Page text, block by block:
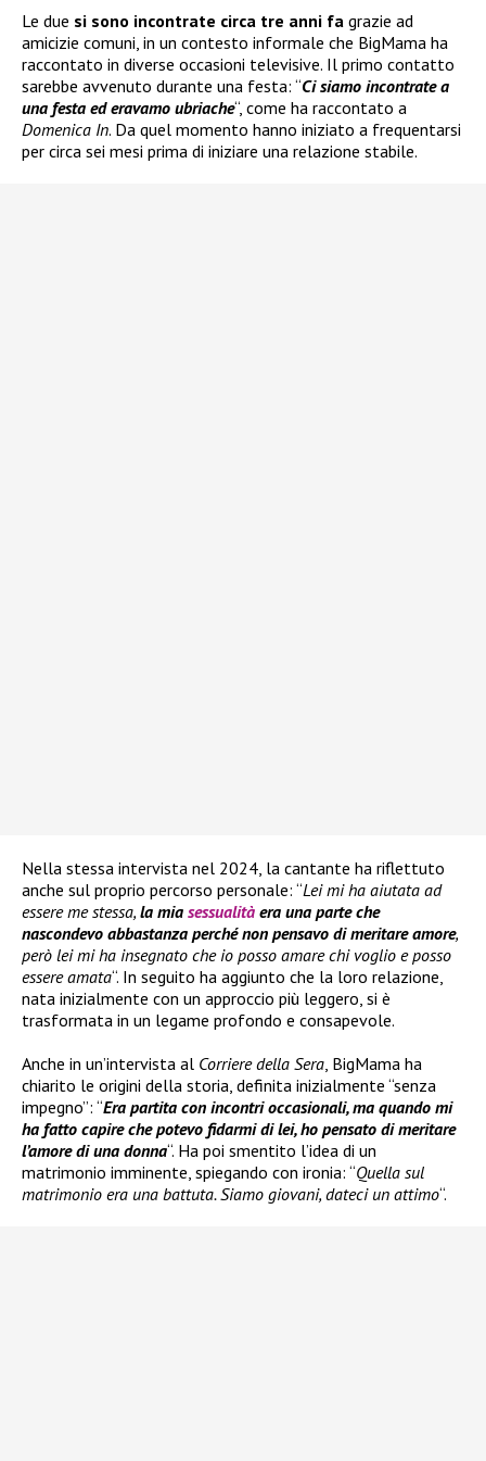
Le due si sono incontrate circa tre anni fa grazie ad
amicizie comuni, in un contesto informale che BigMama ha
raccontato in diverse occasioni televisive. Il primo contatto
sarebbe avvenuto durante una festa: “Ci siamo incontrate a
una festa ed eravamo ubriache“, come ha raccontato a
Domenica In. Da quel momento hanno iniziato a frequentarsi
per circa sei mesi prima di iniziare una relazione stabile.
Nella stessa intervista nel 2024, la cantante ha riflettuto
anche sul proprio percorso personale: “Lei mi ha aiutata ad
essere me stessa, la mia sessualità era una parte che
nascondevo abbastanza perché non pensavo di meritare amore,
però lei mi ha insegnato che io posso amare chi voglio e posso
essere amata“. In seguito ha aggiunto che la loro relazione,
nata inizialmente con un approccio più leggero, si è
trasformata in un legame profondo e consapevole.
Anche in un’intervista al Corriere della Sera, BigMama ha
chiarito le origini della storia, definita inizialmente “senza
impegno”: “Era partita con incontri occasionali, ma quando mi
ha fatto capire che potevo fidarmi di lei, ho pensato di meritare
l’amore di una donna“. Ha poi smentito l’idea di un
matrimonio imminente, spiegando con ironia: “Quella sul
matrimonio era una battuta. Siamo giovani, dateci un attimo“.